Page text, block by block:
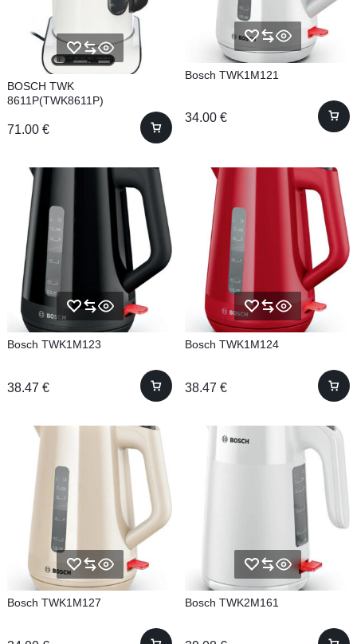
BOSCH TWK
8611P(TWK8611P)
71.00 €
Bosch TWK1M121
34.00 €
Bosch TWK1M123
38.47 €
Bosch TWK1M124
38.47 €
Bosch TWK1M127 Bosch TWK2M161